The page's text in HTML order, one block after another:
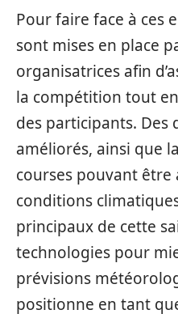
Pour faire face à ces
sont mises en place
organisatrices afin
la compétition tout
des participants. Des
améliorés, ainsi que
courses pouvant être
conditions
principaux de cette
technologies pour
prévisions
positionne en tant